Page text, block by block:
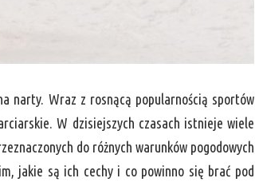
narty. Wraz z rosnącą popularnością sportów
W dzisiejszych czasach istnieje wiele
do różnych warunków pogodowych
jakie są ich cechy i co powinno się brać pod